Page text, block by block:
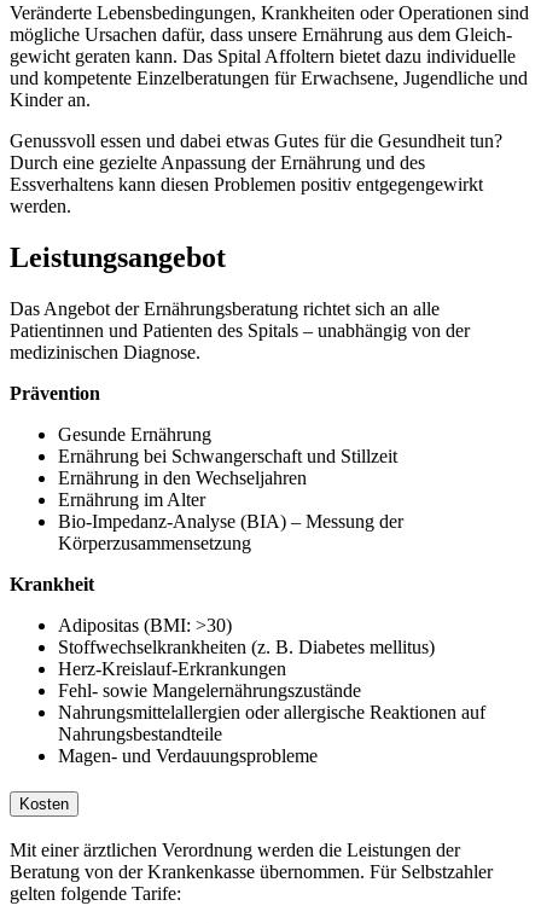
Veränderte Lebens­bedingungen, Krank­heiten oder Operationen sind
mögliche Ursachen dafür, dass unsere Ernährung aus dem Gleich­
gewicht geraten kann. Das Spital Affoltern bietet dazu individuelle
und kompetente Einzel­beratungen für Erwachsene, Jugendliche und
Kinder an.
Genussvoll essen und dabei etwas Gutes für die Gesundheit tun?
Durch eine gezielte Anpassung der Ernährung und des
Essverhaltens kann diesen Problemen positiv entgegengewirkt
werden.
Leistungsangebot
Das Angebot der Ernährungsberatung richtet sich an alle
Patientinnen und Patienten des Spitals – unabhängig von der
medizinischen Diagnose.
Prävention
Gesunde Ernährung
Ernährung bei Schwangerschaft und Stillzeit
Ernährung in den Wechseljahren
Ernährung im Alter
Bio-Impedanz-Analyse (BIA) – Messung der
Körperzusammensetzung
Krankheit
Adipositas (BMI: >30)
Stoffwechselkrankheiten (z. B. Diabetes mellitus)
Herz-Kreislauf-Erkrankungen
Fehl- sowie Mangelernährungszustände
Nahrungsmittelallergien oder allergische Reaktionen auf
Nahrungsbestandteile
Magen- und Verdauungsprobleme
Kosten
Mit einer ärztlichen Verordnung werden die Leistungen der
Beratung von der Krankenkasse übernommen. Für Selbstzahler
gelten folgende Tarife: